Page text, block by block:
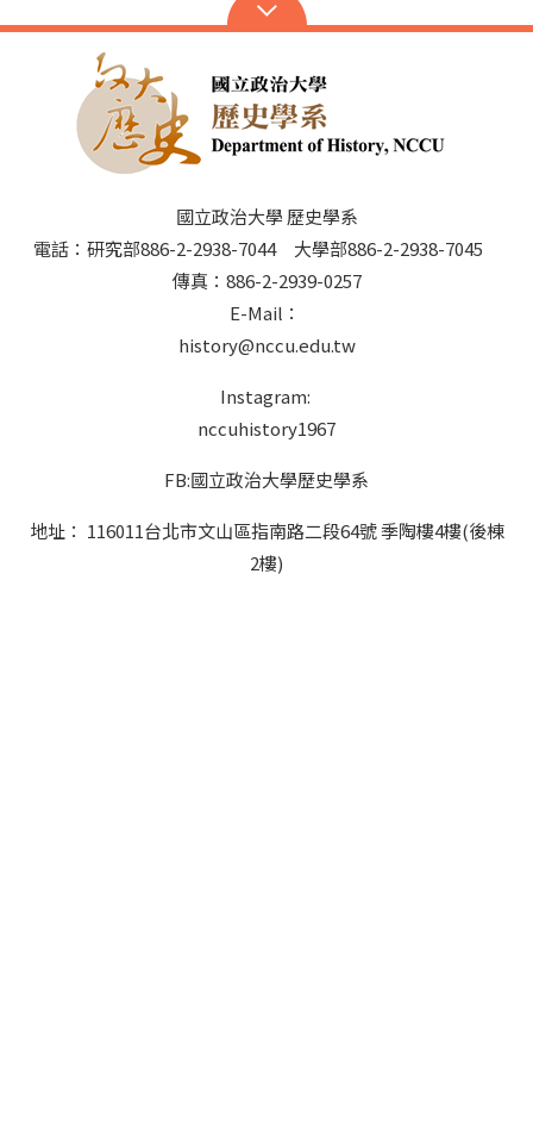
國立政治大學 歷史學系
電話：研究部886-2-2938-7044 大學部886-2-2938-7045
傳真：886-2-2939-0257
E-Mail：
history@nccu.edu.tw
Instagram:
nccuhistory1967
FB:國立政治大學歷史學系
地址： 116011台北市文山區指南路二段64號 季陶樓4樓(後棟
2樓)